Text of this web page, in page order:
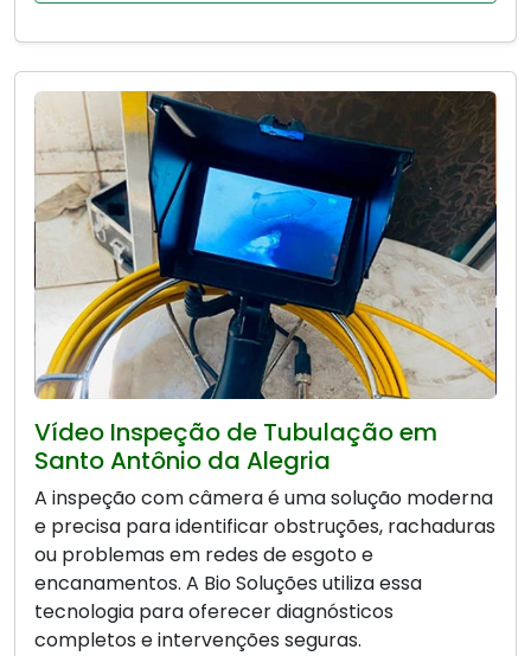
Vídeo Inspeção de Tubulação em
Santo Antônio da Alegria
A inspeção com câmera é uma solução moderna
e precisa para identificar obstruções, rachaduras
ou problemas em redes de esgoto e
encanamentos. A Bio Soluções utiliza essa
tecnologia para oferecer diagnósticos
completos e intervenções seguras.